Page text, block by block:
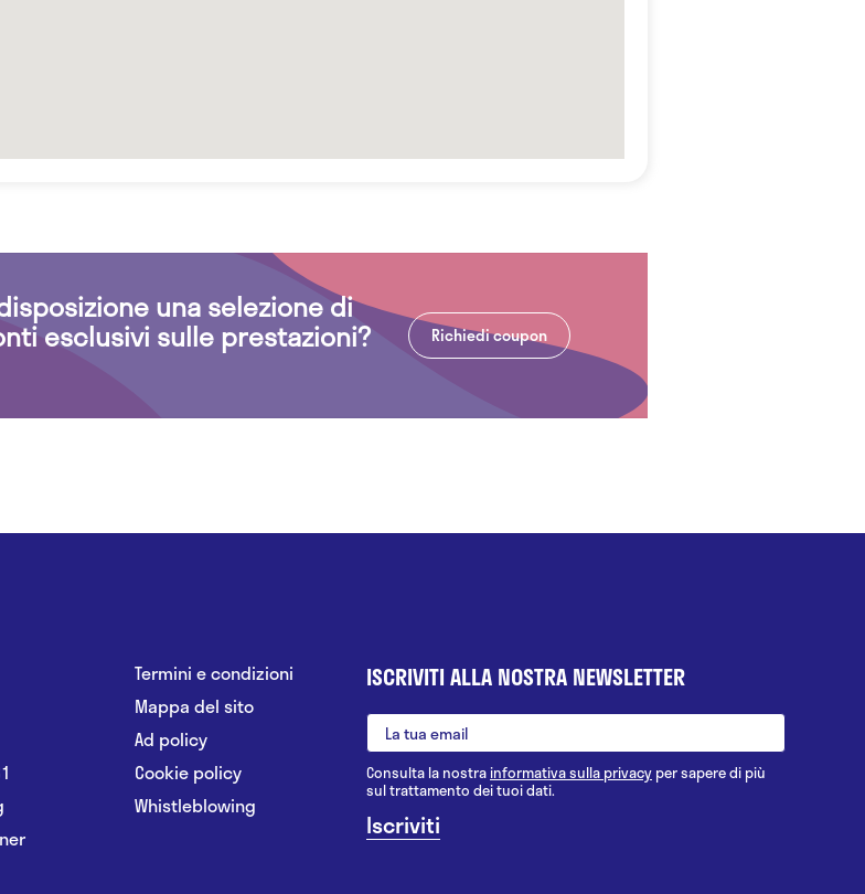
una selezione di
esclusivi sulle prestazioni? Richiedi coupon
Termini e condizioni
Mappa del sito
Ad policy
Cookie policy
Whistleblowing
ISCRIVITI ALLA NOSTRA NEWSLETTER
Consulta la nostrainformativa sulla privacy per sapere di più
sul trattamento dei tuoi dati.